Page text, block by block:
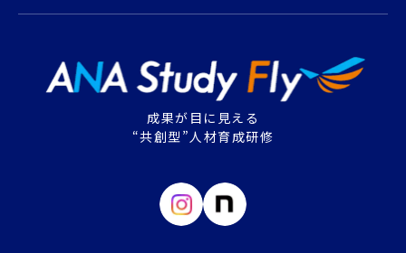
成果が目に見える
“共創型”人材育成研修